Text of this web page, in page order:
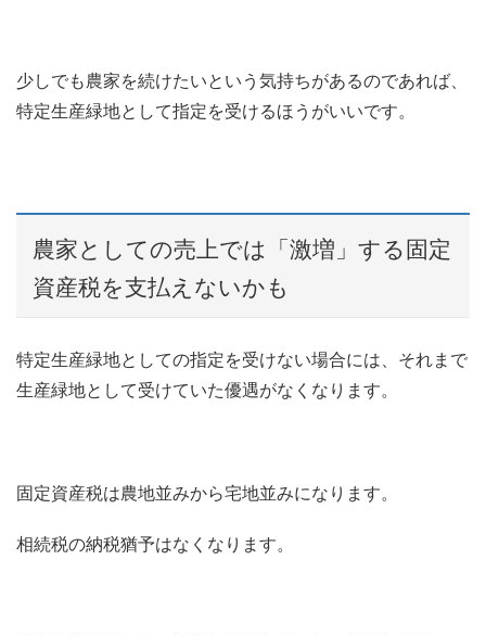
少しでも農家を続けたいという気持ちがあるのであれば、
特定生産緑地として指定を受けるほうがいいです。
農家としての売上では「激増」する固定
資産税を支払えないかも
特定生産緑地としての指定を受けない場合には、それまで
生産緑地として受けていた優遇がなくなります。
固定資産税は農地並みから宅地並みになります。
相続税の納税猶予はなくなります。